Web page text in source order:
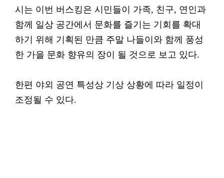
시는 이번 버스킹은 시민들이 가족, 친구, 연인과
함께 일상 공간에서 문화를 즐기는 기회를 확대
하기 위해 기획된 만큼 주말 나들이와 함께 풍성
한 가을 문화 향유의 장이 될 것으로 보고 있다.
한편 야외 공연 특성상 기상 상황에 따라 일정이
조정될 수 있다.